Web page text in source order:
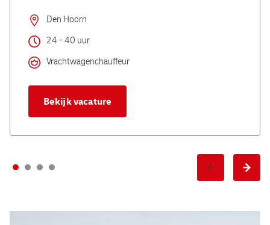
Den Hoorn
24 - 40 uur
Vrachtwagenchauffeur
Bekijk vacature